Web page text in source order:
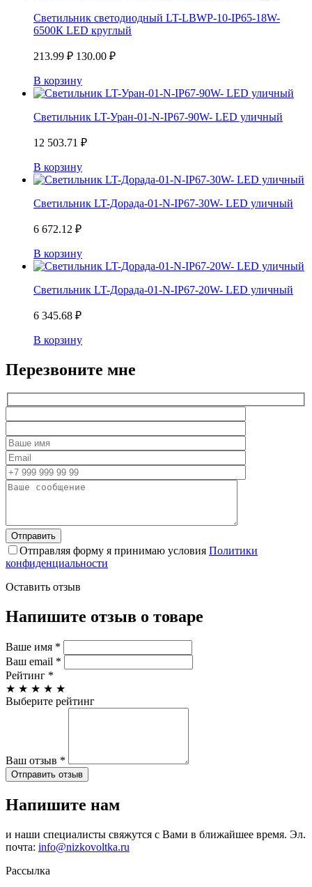
Светильник светодиодный LT-LBWP-10-IP65-18W-
6500К LED круглый
213.99 ₽ 130.00 ₽
В корзину
Светильник LT-Уран-01-N-IP67-90W- LED уличный
12 503.71 ₽
В корзину
Светильник LT-Дорада-01-N-IP67-30W- LED уличный
6 672.12 ₽
В корзину
Светильник LT-Дорада-01-N-IP67-20W- LED уличный
6 345.68 ₽
В корзину
Перезвоните мне
Отправляя форму я принимаю условия Политики
конфиденциальности
Оставить отзыв
Напишите отзыв о товаре
Ваше имя *
Ваш email *
Рейтинг *
★ ★ ★ ★ ★
Выберите рейтинг
Ваш отзыв *
Отправить отзыв
Напишите нам
и наши специалисты свяжутся с Вами в ближайшее время. Эл.
почта: info@nizkovoltka.ru
Рассылка